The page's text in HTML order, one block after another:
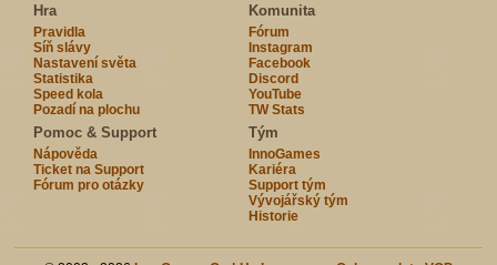
Hra
Pravidla
Síň slávy
Nastavení světa
Statistika
Speed kola
Pozadí na plochu
Komunita
Fórum
Instagram
Facebook
Discord
YouTube
TW Stats
Pomoc & Support
Nápověda
Ticket na Support
Fórum pro otázky
Tým
InnoGames
Kariéra
Support tým
Vývojářský tým
Historie